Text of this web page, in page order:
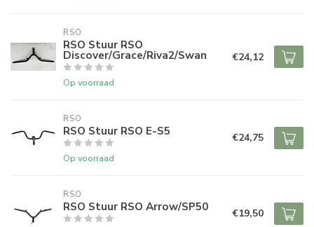
RSO
RSO Stuur RSO
Discover/Grace/Riva2/Swan
Op voorraad
€24,12
RSO
RSO Stuur RSO E-S5
Op voorraad
€24,75
RSO
RSO Stuur RSO Arrow/SP50 €19,50